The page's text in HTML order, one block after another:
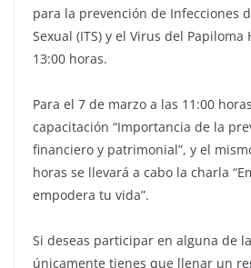
para la prevención de Infecciones
Sexual (ITS) y el Virus del Papiloma
13:00 horas.
Para el 7 de marzo a las 11:00
capacitación “Importancia de la
financiero y patrimonial”, y el
horas se llevará a cabo la charla
empodera tu vida”.
Si deseas participar en alguna de
únicamente tienes que llenar un